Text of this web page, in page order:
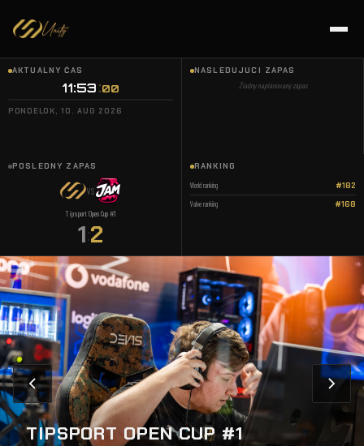
AKTUÁLNY ČAS
11:53 01
PONDELOK, 10. AUG 2026
NASLEDUJÚCI ZÁPAS
Žiadny naplánovaný zápas
POSLEDNÝ ZÁPAS
VS
Tipsport Open Cup #1
1:2
RANKING
World ranking #182
Valve ranking #168
TIPSPORT OPEN CUP #1